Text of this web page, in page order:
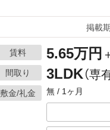
掲載
賃料 5.65万円
間取り 3LDK（専
敷金/礼金 無 / 1ヶ月